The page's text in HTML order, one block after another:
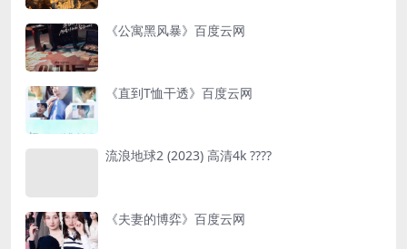
《公寓黑风暴》百度云网
《直到T恤干透》百度云网
流浪地球2 (2023) 高清4k ????
《夫妻的博弈》百度云网